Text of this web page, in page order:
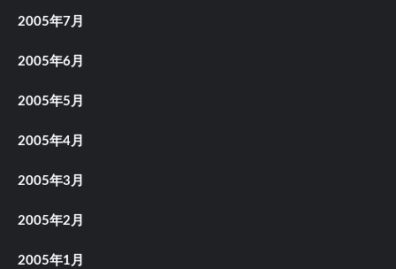
2005年7月
2005年6月
2005年5月
2005年4月
2005年3月
2005年2月
2005年1月